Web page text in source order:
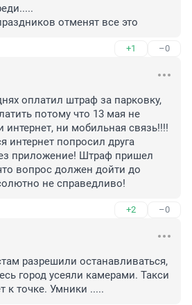
отменят все это
+1 –0
оплатил штраф за парковку,
потому что 13 мая не
интернет, ни мобильная связь!!!!
интернет попросил друга
приложение! Штраф пришел
вопрос должен дойти до
не справедливо!
+2 –0
разрешили останавливаться,
город усеяли камерами. Такси
к точке. Умники .....